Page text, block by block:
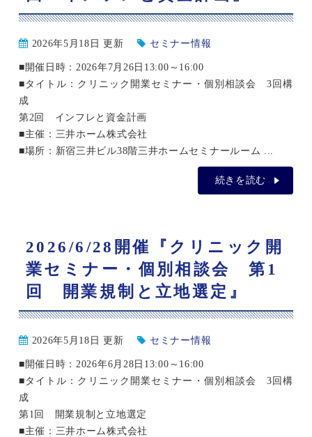
2026年5月18日 更新 セミナー情報
■開催日時：2026年7月26日13:00～16:00
■タイトル：クリニック開業セミナー・個別相談会 3回構
成
第2回 インフレと資金計画
■主催：三井ホーム株式会社
■場所：新宿三井ビル38階三井ホームセミナールーム ...
続きを読む
2026/6/28開催『クリニック開
業セミナー・個別相談会 第1
回 開業規制と立地選定』
2026年5月18日 更新 セミナー情報
■開催日時：2026年6月28日13:00～16:00
■タイトル：クリニック開業セミナー・個別相談会 3回構
成
第1回 開業規制と立地選定
■主催：三井ホーム株式会社